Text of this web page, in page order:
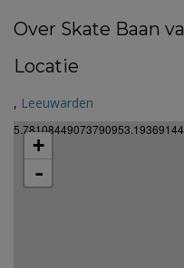
Over Skate Baan
Locatie
, Leeuwarden
+
-